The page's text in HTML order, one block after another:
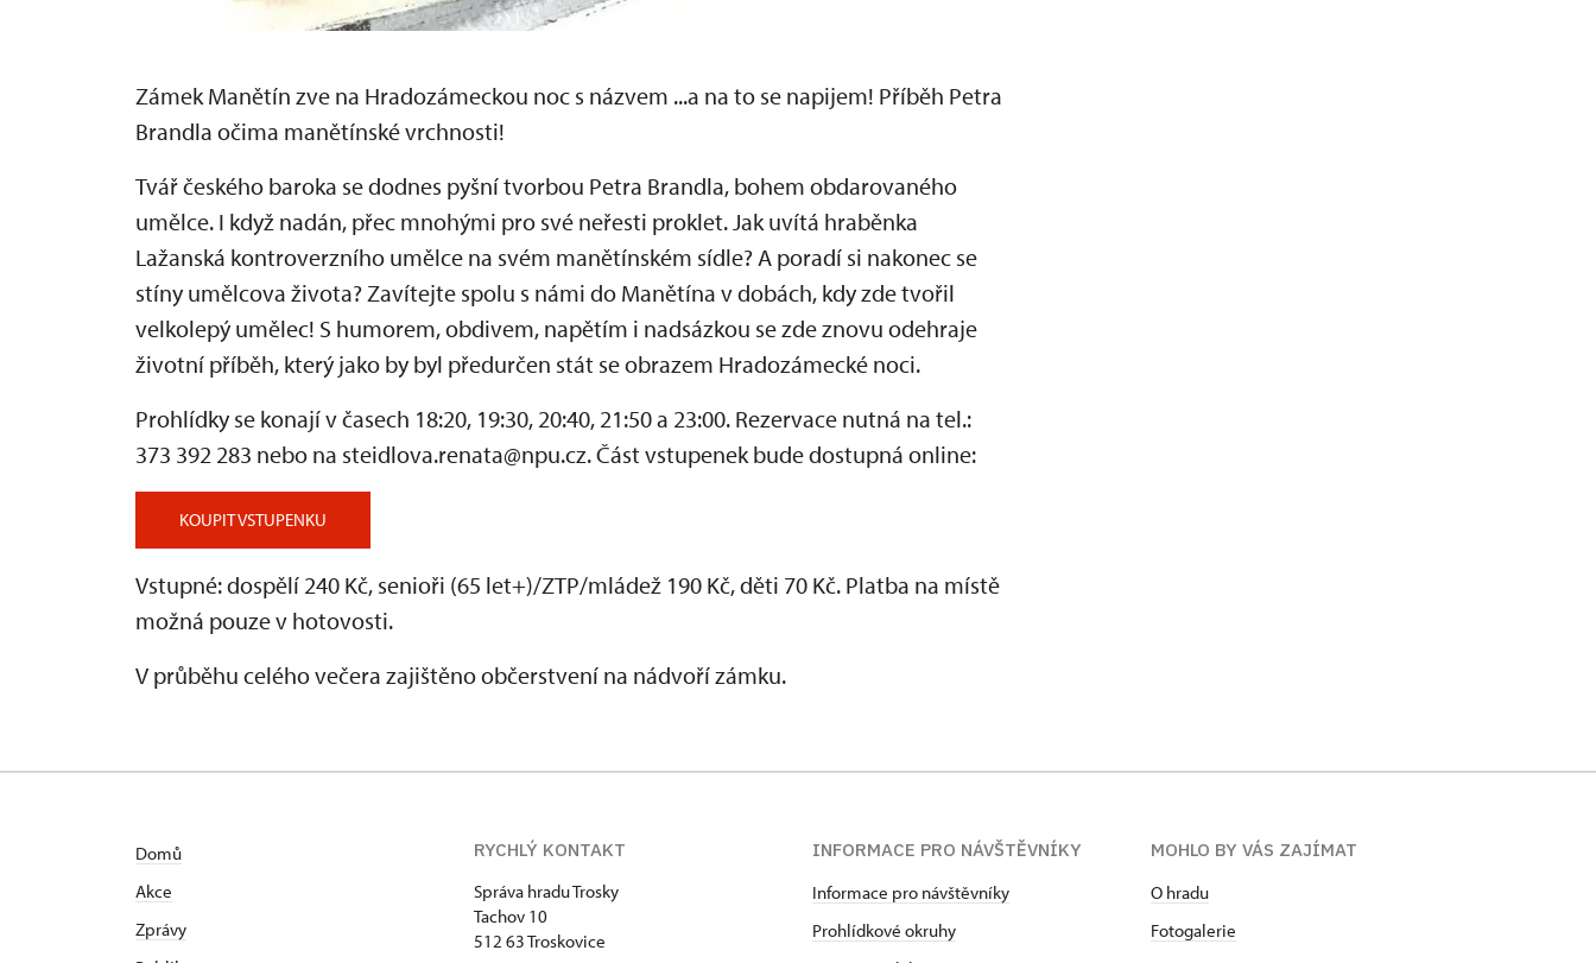
Zámek Manětín zve na Hradozámeckou noc s názvem ...a na to se napijem! Příběh Petra
Brandla očima manětínské vrchnosti!
Tvář českého baroka se dodnes pyšní tvorbou Petra Brandla, bohem obdarovaného
umělce. I když nadán, přec mnohými pro své neřesti proklet. Jak uvítá hraběnka
Lažanská kontroverzního umělce na svém manětínském sídle? A poradí si nakonec se
stíny umělcova života? Zavítejte spolu s námi do Manětína v dobách, kdy zde tvořil
velkolepý umělec! S humorem, obdivem, napětím i nadsázkou se zde znovu odehraje
životní příběh, který jako by byl předurčen stát se obrazem Hradozámecké noci.
Prohlídky se konají v časech 18:20, 19:30, 20:40, 21:50 a 23:00. Rezervace nutná na tel.:
373 392 283 nebo na steidlova.renata@npu.cz. Část vstupenek bude dostupná online:
KOUPIT VSTUPENKU
Vstupné: dospělí 240 Kč, senioři (65 let+)/ZTP/mládež 190 Kč, děti 70 Kč. Platba na místě
možná pouze v hotovosti.
V průběhu celého večera zajištěno občerstvení na nádvoří zámku.
Domů
Akce
Zprávy
RYCHLÝ KONTAKT
Správa hradu Trosky
Tachov 10
512 63 Troskovice
INFORMACE PRO NÁVŠTĚVNÍKY
Informace pro návštěvníky
Prohlídkové okruhy
MOHLO BY VÁS ZAJÍMAT
O hradu
Fotogalerie